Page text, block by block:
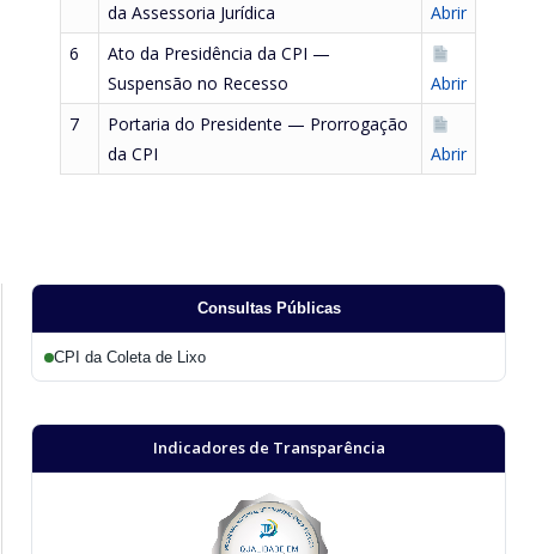
da Assessoria Jurídica
Abrir
6
Ato da Presidência da CPI —
Suspensão no Recesso
Abrir
7
Portaria do Presidente — Prorrogação
da CPI
Abrir
Consultas Públicas
CPI da Coleta de Lixo
Indicadores de Transparência